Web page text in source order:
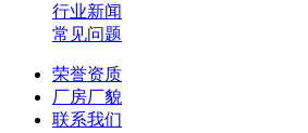
行业新闻
常见问题
荣誉资质
厂房厂貌
联系我们